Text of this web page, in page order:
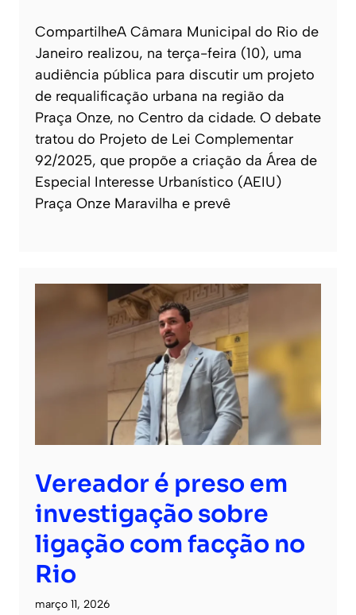
CompartilheA Câmara Municipal do Rio de
Janeiro realizou, na terça-feira (10), uma
audiência pública para discutir um projeto
de requalificação urbana na região da
Praça Onze, no Centro da cidade. O debate
tratou do Projeto de Lei Complementar
92/2025, que propõe a criação da Área de
Especial Interesse Urbanístico (AEIU)
Praça Onze Maravilha e prevê
Vereador é preso em
investigação sobre
ligação com facção no
Rio
março 11, 2026